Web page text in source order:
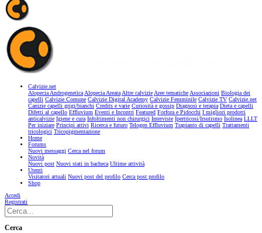
Calvizie.net
Alopecia AndrogeneticaAlopecia AreataAltre calvizieAree tematicheAssociazioni Biologia dei
capelli Calvizie Comune Calvizie Digital Academy Calvizie Femminile Calvizie TV Calvizie.net
Canizie capelli grigi/bianchi Credits e varie Curiosità e gossip Diagnosi e terapia Dieta e capelli
Difetti al capello Effluvium Eventi e Incontri Featured Forfora e Pidocchi I migliori prodotti
anticalvizie Igiene e cura Infoltimenti non chirurgici Interviste Ipertricosi/Irsutismo Isolinea LLLT
Per iniziare Principi attivi Ricerca e futuro Telogen Effluvium Trapianto di capelli Trattamenti
tricologici Tricopigmentazione
Home
Forums
Nuovi messaggi Cerca nel forum
Novità
Nuovi post Nuovi stati in bacheca Ultime attività
Utenti
Visitatori attuali Nuovi post del profilo Cerca post profilo
Shop
Accedi
Registrati
Cerca